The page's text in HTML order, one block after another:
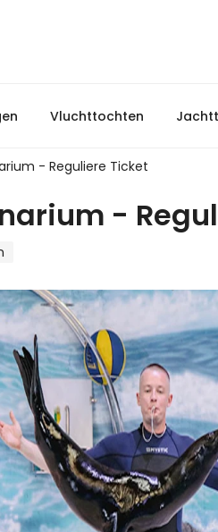
Vluchttochten
- Reguliere Ticket
-